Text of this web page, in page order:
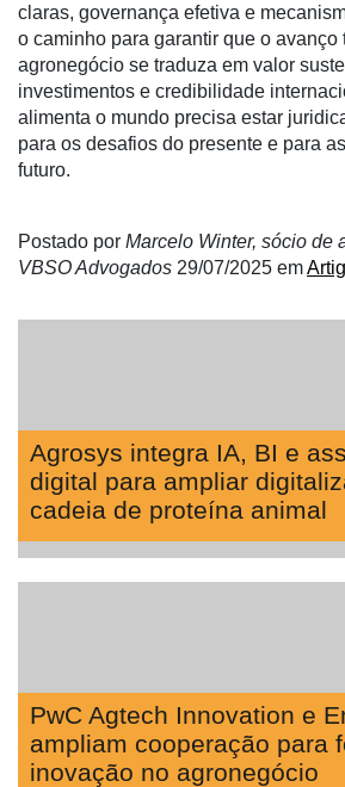
claras, governança efetiva e
o caminho para garantir que o avanço
agronegócio se traduza em valor
investimentos e credibilidade
alimenta o mundo precisa estar
para os desafios do presente e para
futuro.
Postado por Marcelo Winter, sócio de
VBSO Advogados 29/07/2025 em
Agrosys integra IA, BI e
digital para ampliar
cadeia de proteína animal
PwC Agtech Innovation e
ampliam cooperação para
inovação no agronegócio